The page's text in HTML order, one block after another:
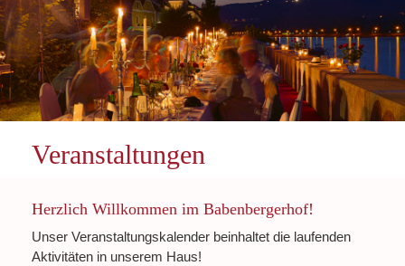
Veranstaltungen
Herzlich Willkommen im Babenbergerhof!
Unser Veranstaltungskalender beinhaltet die laufenden
Aktivitäten in unserem Haus!